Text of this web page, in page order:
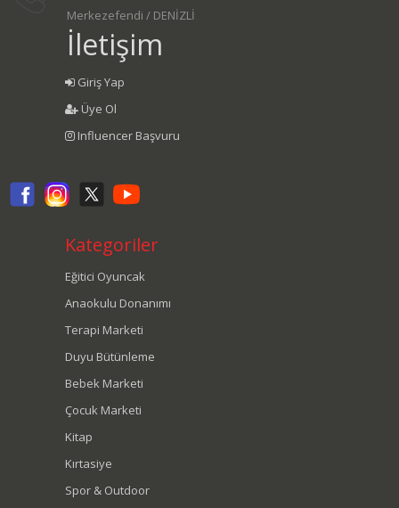
Merkezefendi / DENİZLİ
İletişim
Giriş Yap
Üye Ol
Influencer Başvuru
Kategoriler
Eğitici Oyuncak
Anaokulu Donanımı
Terapi Marketi
Duyu Bütünleme
Bebek Marketi
Çocuk Marketi
Kitap
Kırtasiye
Spor & Outdoor